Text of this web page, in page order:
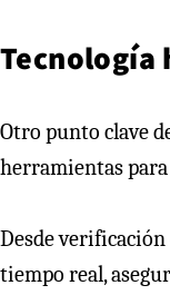
Tecnología
Otro punto clave
herramientas
Desde
tiempo real,